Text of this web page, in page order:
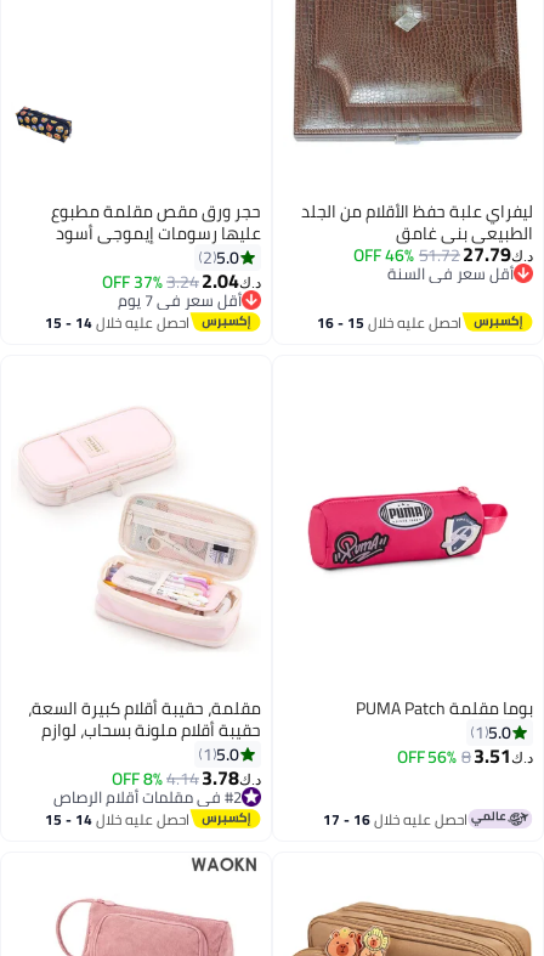
ليفراي علبة حفظ الأقلام من الجلد
الطبيعي بني غامق
د.ك‏27.79
51.72
46% OFF
أقل سعر في السنة
أقل سعر في السنة
احصل عليه خلال 15 - 16
حجر ورق مقص مقلمة مطبوع
عليها رسومات إيموجي أسود
5.0
2
د.ك‏2.04
3.24
37% OFF
أقل سعر في 7 يوم
أقل سعر في 7 يوماحصل عليه خلال 14 - 15
بوما مقلمة PUMA Patch
5.0
1
د.ك‏3.51
8
56% OFF
احصل عليه خلال 16 - 17
مقلمة، حقيبة أقلام كبيرة السعة،
حقيبة أقلام ملونة بسحاب، لوازم
مدرسية للطلاب، مناسبة لبداية
الموسم الدراسي، هدايا بداية العام
الدراسي، لون وردي
5.0
1
د.ك‏3.78
4.14
8% OFF
#2 في مقلمات أقلام الرصاص
#2 في مقلمات أقلام الرصاص احصل عليه خلال 14 - 15